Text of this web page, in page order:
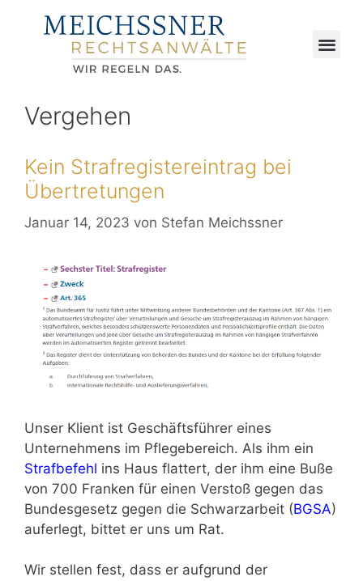
Vergehen
Kein Strafregistereintrag bei
Übertretungen
Januar 14, 2023 von Stefan Meichssner
Unser Klient ist Geschäftsführer eines
Unternehmens im Pflegebereich. Als ihm ein
Strafbefehl ins Haus flattert, der ihm eine Buße
von 700 Franken für einen Verstoß gegen das
Bundesgesetz gegen die Schwarzarbeit (BGSA)
auferlegt, bittet er uns um Rat.
Wir stellen fest, dass er aufgrund der